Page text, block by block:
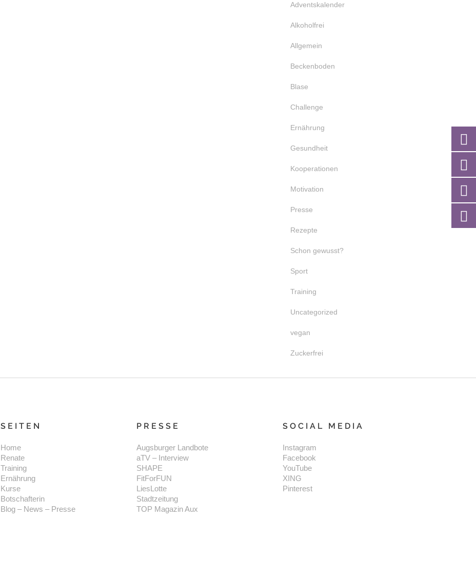
Adventskalender
Alkoholfrei
Allgemein
Beckenboden
Blase
Challenge
Ernährung
Gesundheit
Kooperationen
Motivation
Presse
Rezepte
Schon gewusst?
Sport
Training
Uncategorized
vegan
Zuckerfrei
SEITEN
Home
Renate
Training
Ernährung
Kurse
Botschafterin
Blog – News – Presse
PRESSE
Augsburger Landbote
aTV – Interview
SHAPE
FitForFUN
LiesLotte
Stadtzeitung
TOP Magazin Aux
SOCIAL MEDIA
Instagram
Facebook
YouTube
XING
Pinterest